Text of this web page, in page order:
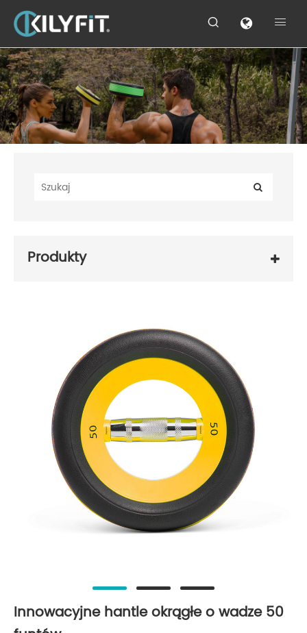
 
Produkty
Innowacyjne hantle okrągłe o wadze 50